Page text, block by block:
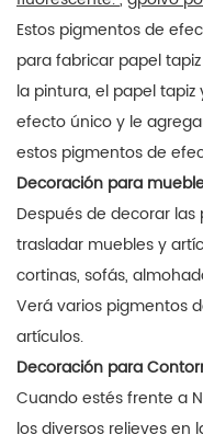
Estos pigmentos de
para fabricar papel
la pintura, el papel
efecto único y le
estos pigmentos de
Decoración para
Después de decorar
trasladar muebles y
cortinas, sofás,
Verá varios pigmentos
artículos.
Decoración para
Cuando estés frente a
los diversos relieves en